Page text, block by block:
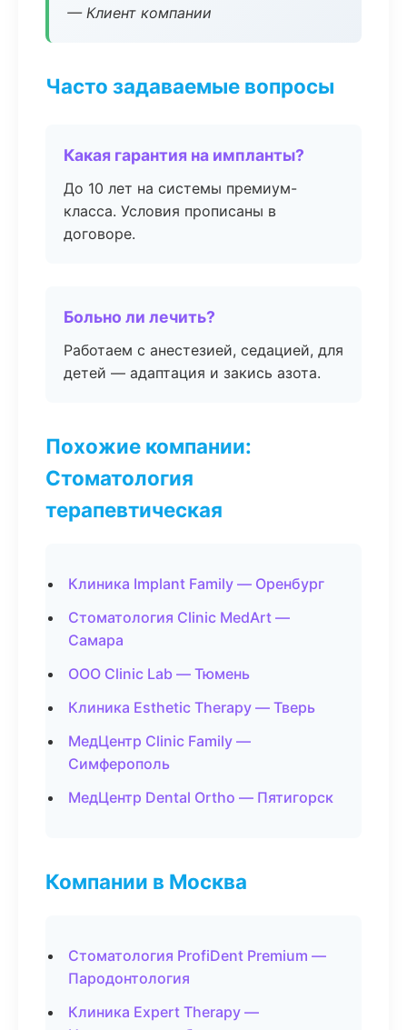
— Клиент компании
Часто задаваемые вопросы
Какая гарантия на импланты?
До 10 лет на системы премиум-
класса. Условия прописаны в
договоре.
Больно ли лечить?
Работаем с анестезией, седацией, для
детей — адаптация и закись азота.
Похожие компании:
Стоматология
терапевтическая
Клиника Implant Family — Оренбург
Стоматология Clinic MedArt —
Самара
ООО Clinic Lab — Тюмень
Клиника Esthetic Therapy — Тверь
МедЦентр Clinic Family —
Симферополь
МедЦентр Dental Ortho — Пятигорск
Компании в Москва
Стоматология ProfiDent Premium —
Пародонтология
Клиника Expert Therapy —